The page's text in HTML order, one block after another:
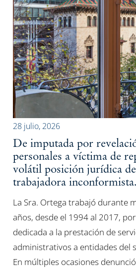
28 julio, 2026
De imputada por
personales a víctima de
volátil posición jurídica
trabajadora inconformista.
La Sra. Ortega trabajó durante
años, desde el 1994 al 2017,
dedicada a la prestación de
administrativos a entidades del
En múltiples ocasiones